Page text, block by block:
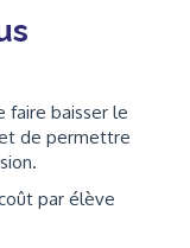
faire baisser le
de permettre
par élève